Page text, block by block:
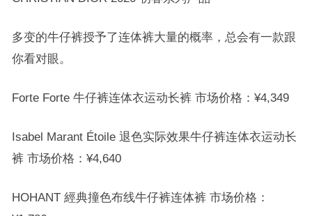
多变的牛仔裤授予了连体裤大量的概率，总会有一款跟
你看对眼。
Forte Forte 牛仔裤连体衣运动长裤 市场价格：¥4,349
Isabel Marant Étoile 退色实际效果牛仔裤连体衣运动长
裤 市场价格：¥4,640
HOHANT 經典撞色布线牛仔裤连体裤 市场价格：